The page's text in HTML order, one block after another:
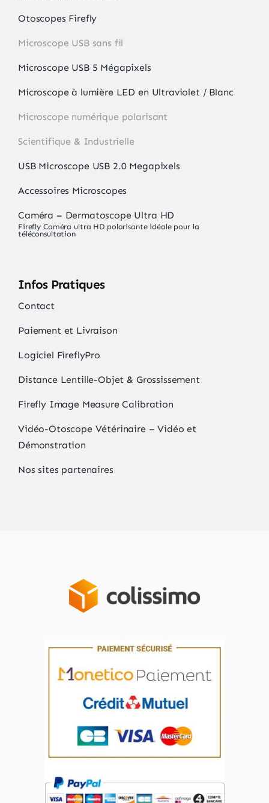
Otoscopes Firefly
Microscope USB sans fil
Microscope USB 5 Mégapixels
Microscope à lumière LED en Ultraviolet / Blanc
Microscope numérique polarisant
Scientifique & Industrielle
USB Microscope USB 2.0 Megapixels
Accessoires Microscopes
Caméra – Dermatoscope Ultra HD
Firefly Caméra ultra HD polarisante idéale pour la
téléconsultation
Infos Pratiques
Contact
Paiement et Livraison
Logiciel FireflyPro
Distance Lentille-Objet & Grossissement
Firefly Image Measure Calibration
Vidéo-Otoscope Vétérinaire – Vidéo et
Démonstration
Nos sites partenaires